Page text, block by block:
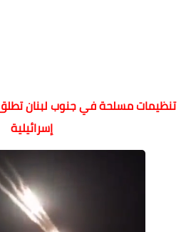
تنظيمات مسلحة في جنوب لبنان
إسرائيلية